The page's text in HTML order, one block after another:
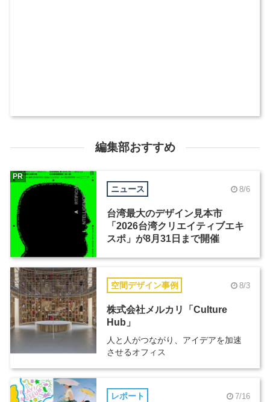
編集部おすすめ
ニュース 8/6
台湾最大のデザイン見本市
「2026台湾クリエイティブエキ
スポ」が8月31日まで開催
PR
空間デザイン事例 8/3
株式会社メルカリ「Culture
Hub」
人と人がつながり、アイデアを加速
させるオフィス
レポート 7/16